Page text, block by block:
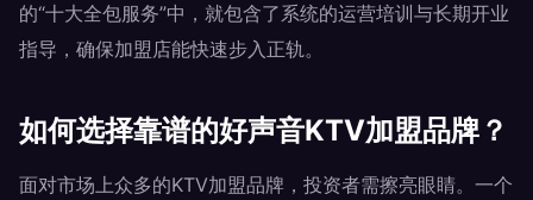
的“十大全包服务”中，就包含了系统的运营培训与长期开业
指导，确保加盟店能快速步入正轨。
如何选择靠谱的好声音KTV加盟品牌？
面对市场上众多的KTV加盟品牌，投资者需擦亮眼睛。一个